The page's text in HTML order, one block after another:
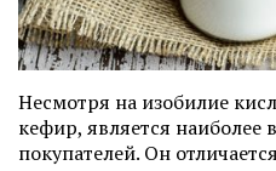
Несмотря на изобилие
кефир, является
покупателей. Он